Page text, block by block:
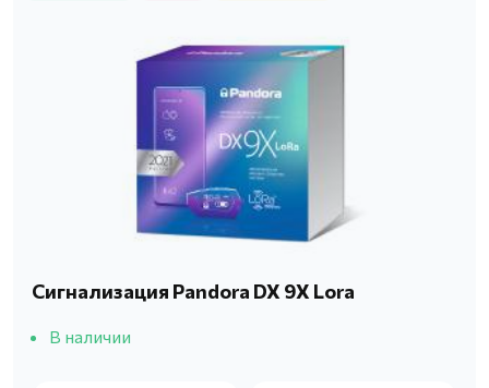
Сигнализация Pandora DX 9X Lora
В наличии